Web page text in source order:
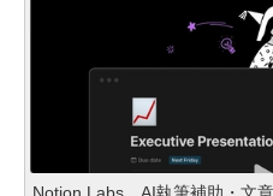
Notion Labs、AI執筆補助・文